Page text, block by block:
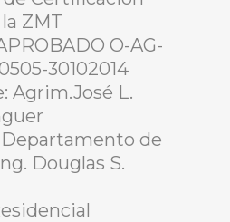
ZMT
O-AG-
30102014
Agrim.José L.
de
Douglas S.